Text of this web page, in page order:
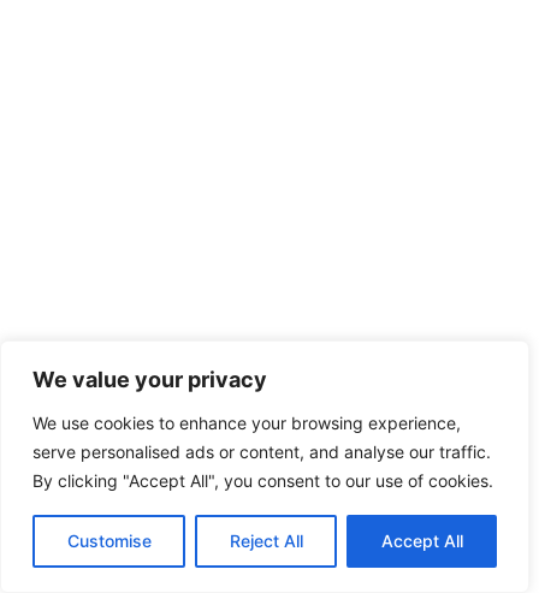
We value your privacy
We use cookies to enhance your browsing experience,
serve personalised ads or content, and analyse our traffic.
By clicking "Accept All", you consent to our use of cookies.
Customise Reject All Accept All